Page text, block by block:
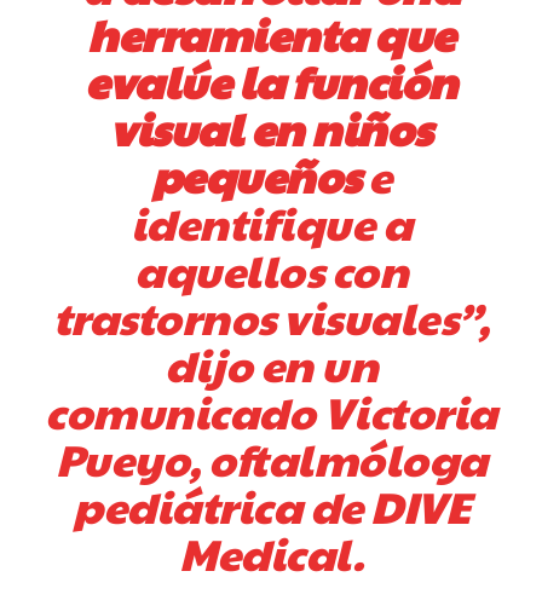
herramienta que
evalúe la función
visual en niños
pequeñose
identifique a
aquellos con
trastornos visuales”,
dijo en un
comunicado Victoria
Pueyo, oftalmóloga
pediátrica de DIVE
Medical.